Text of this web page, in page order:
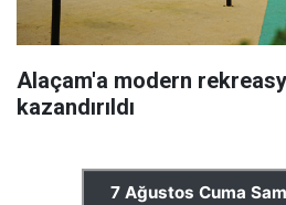
Alaçam'a modern
kazandırıldı